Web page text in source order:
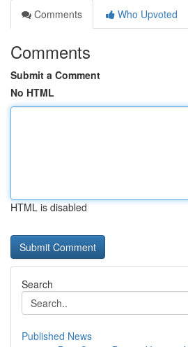
Comments
Who Upvoted
Comments
Submit a Comment
No HTML
HTML is disabled
Search
Published News